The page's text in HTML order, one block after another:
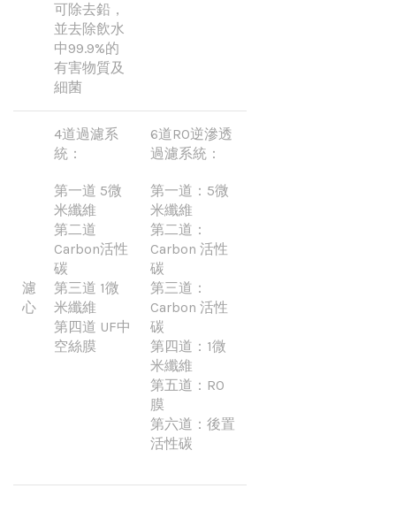
可除去鉛，
並去除飲水
中99.9%的
有害物質及
細菌
濾
心
4道過濾系
統：
第一道 5微
米纖維
第二道
Carbon活性
碳
第三道 1微
米纖維
第四道 UF中
空絲膜
6道RO逆滲透
過濾系統：
第一道：5微
米纖維
第二道：
Carbon 活性
碳
第三道：
Carbon 活性
碳
第四道：1微
米纖維
第五道：RO
膜
第六道：後置
活性碳